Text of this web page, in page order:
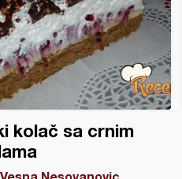
kolač sa crnim